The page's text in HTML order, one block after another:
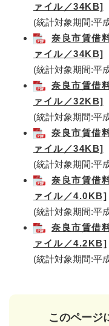
ァイル／34KB]
(統計対象期間:平
奈良市賃借
ァイル／34KB]
(統計対象期間:平
奈良市賃借
ァイル／32KB]
(統計対象期間:平
奈良市賃借
ァイル／34KB]
(統計対象期間:平
奈良市賃借
ァイル／4.0KB]
(統計対象期間:平
奈良市賃借
ァイル／4.2KB]
(統計対象期間:平
このページ